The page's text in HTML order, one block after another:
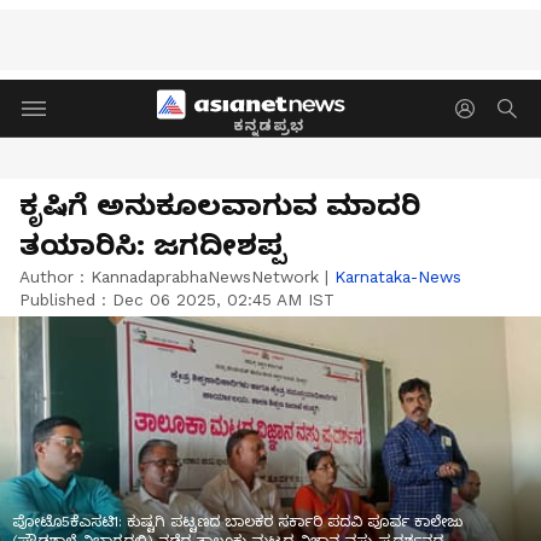
ಕನ್ನಡಪ್ರಭ
ಕೃಷಿಗೆ ಅನುಕೂಲವಾಗುವ ಮಾದರಿ
ತಯಾರಿಸಿ: ಜಗದೀಶಪ್ಪ
Author : KannadaprabhaNewsNetwork | Karnataka-News
Published : Dec 06 2025, 02:45 AM IST
ಪೋಟೊ5ಕೆಎಸಟಿ1: ಕುಷ್ಟಗಿ ಪಟ್ಟಣದ ಬಾಲಕರ ಸರ್ಕಾರಿ ಪದವಿ ಪೂರ್ವ ಕಾಲೇಜು